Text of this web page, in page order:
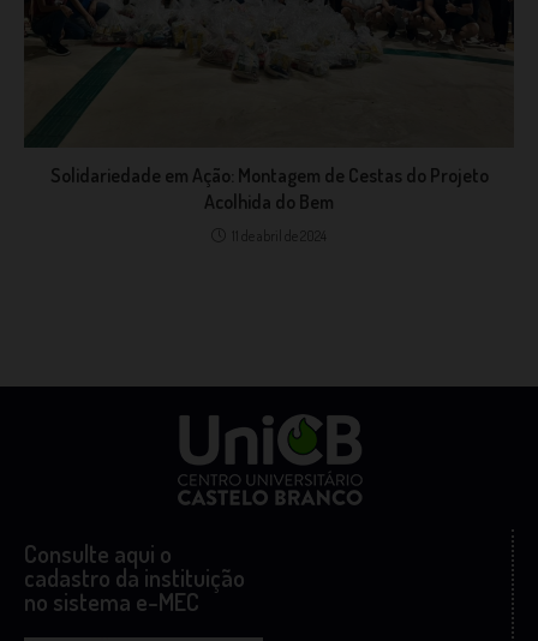
Solidariedade em Ação: Montagem de Cestas do Projeto
Acolhida do Bem
11 de abril de 2024
Consulte aqui o
cadastro da instituição
no sistema e-MEC